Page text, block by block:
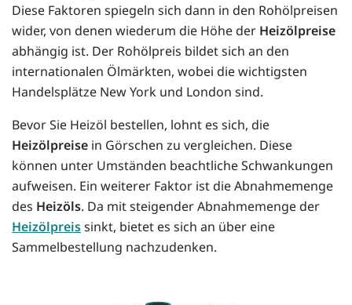
Diese Faktoren spiegeln sich dann in den Rohölpreisen
wider, von denen wiederum die Höhe der Heizölpreise
abhängig ist. Der Rohölpreis bildet sich an den
internationalen Ölmärkten, wobei die wichtigsten
Handelsplätze New York und London sind.
Bevor Sie Heizöl bestellen, lohnt es sich, die
Heizölpreise in Görschen zu vergleichen. Diese
können unter Umständen beachtliche Schwankungen
aufweisen. Ein weiterer Faktor ist die Abnahmemenge
des Heizöls. Da mit steigender Abnahmemenge der
Heizölpreissinkt, bietet es sich an über eine
Sammelbestellung nachzudenken.